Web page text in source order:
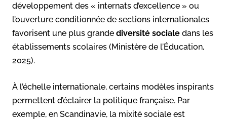
développement des « internats d’excellence » ou
l’ouverture conditionnée de sections internationales
favorisent une plus grande diversité sociale dans les
établissements scolaires (Ministère de l’Éducation,
2025).
À l’échelle internationale, certains modèles inspirants
permettent d’éclairer la politique française. Par
exemple, en Scandinavie, la mixité sociale est